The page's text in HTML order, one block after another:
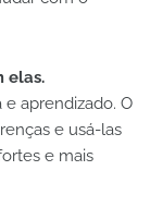
elas.
aprendizado. O
e usá-las
e mais